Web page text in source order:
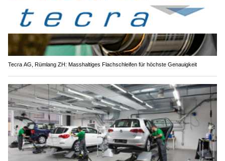
Tecra AG, Rümlang ZH: Masshaltiges Flachschleifen für höchste Genauigkeit